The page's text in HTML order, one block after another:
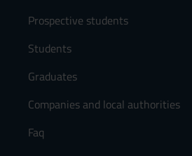
Prospective students
Students
Graduates
Companies and local authorities
Faq